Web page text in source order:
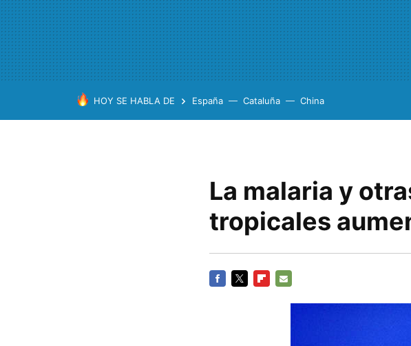
HOY SE HABLA DE España Cataluña China
La malaria y
tropicales